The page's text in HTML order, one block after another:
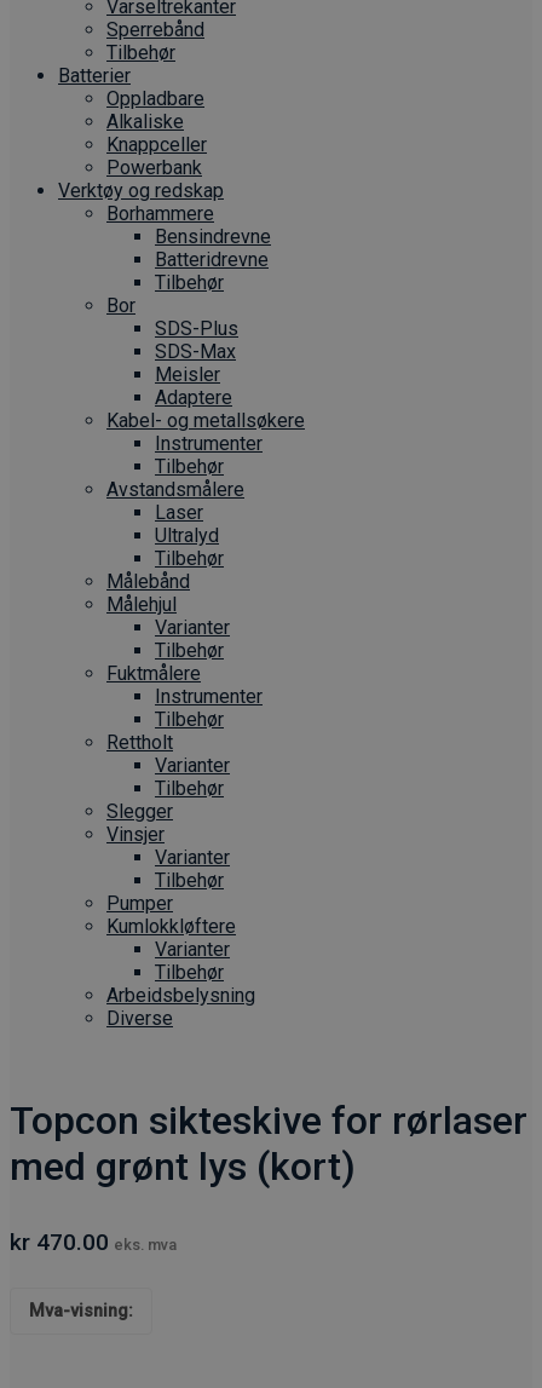
Varseltrekanter
Sperrebånd
Tilbehør
Batterier
Oppladbare
Alkaliske
Knappceller
Powerbank
Verktøy og redskap
Borhammere
Bensindrevne
Batteridrevne
Tilbehør
Bor
SDS-Plus
SDS-Max
Meisler
Adaptere
Kabel- og metallsøkere
Instrumenter
Tilbehør
Avstandsmålere
Laser
Ultralyd
Tilbehør
Målebånd
Målehjul
Varianter
Tilbehør
Fuktmålere
Instrumenter
Tilbehør
Rettholt
Varianter
Tilbehør
Slegger
Vinsjer
Varianter
Tilbehør
Pumper
Kumlokkløftere
Varianter
Tilbehør
Arbeidsbelysning
Diverse
Topcon sikteskive for rørlaser
med grønt lys (kort)
kr 470.00 eks. mva
Mva-visning: